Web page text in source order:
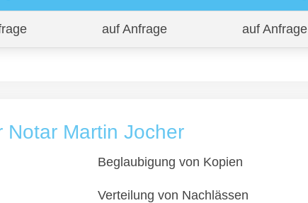
auf Anfrage auf Anfrage
Notar Martin Jocher
Beglaubigung von Kopien
Verteilung von Nachlässen